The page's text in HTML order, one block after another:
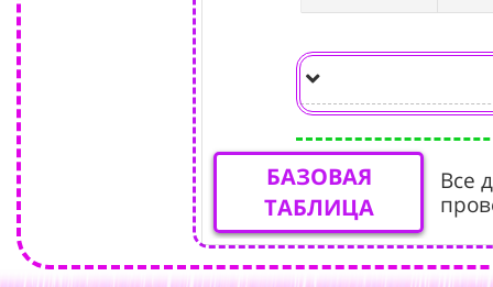
БАЗОВАЯ
ТАБЛИЦА
Все